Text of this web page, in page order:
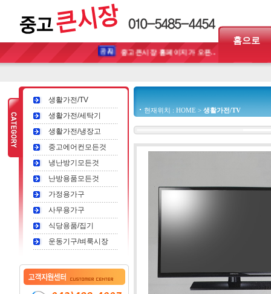
홈으로
중고큰시장 홈페이지가 오픈...
생활가전/TV
생활가전/세탁기
생활가전/냉장고
중고에어컨모든것
냉난방기모든것
난방용품모든것
가정용가구
사무용가구
식당용품/집기
운동기구/벼룩시장
현재위치 : HOME > 생활가전/TV